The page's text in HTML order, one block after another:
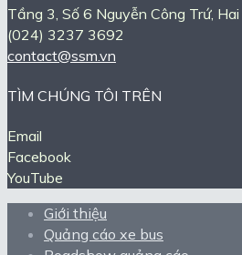
Tầng 3, Số 6 Nguyễn Công Trứ,
(024) 3237 3692
contact@ssm.vn
TÌM CHÚNG TÔI TRÊN
Email
Facebook
YouTube
Giới thiệu
Quảng cáo xe bus